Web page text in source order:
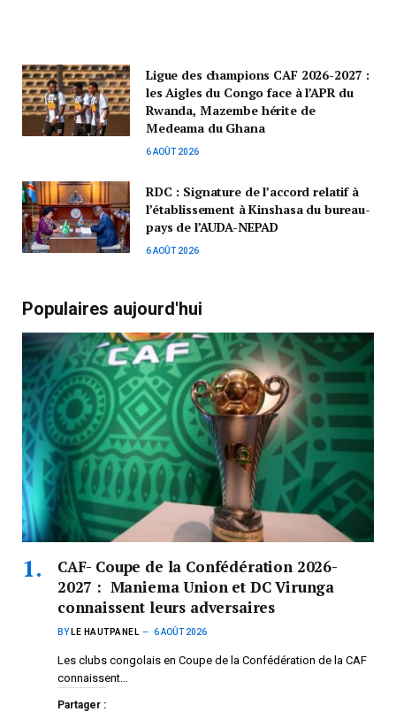
Ligue des champions CAF 2026-2027 :
les Aigles du Congo face à l’APR du
Rwanda, Mazembe hérite de
Medeama du Ghana
6 AOÛT 2026
RDC : Signature de l’accord relatif à
l’établissement à Kinshasa du bureau-
pays de l’AUDA-NEPAD
6 AOÛT 2026
Populaires aujourd'hui
CAF- Coupe de la Confédération 2026-
2027 : Maniema Union et DC Virunga
connaissent leurs adversaires
BY LE HAUTPANEL 6 AOÛT 2026
Les clubs congolais en Coupe de la Confédération de la CAF
connaissent…
Partager :